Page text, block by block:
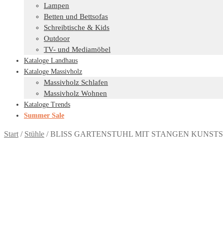
Lampen
Betten und Bettsofas
Schreibtische & Kids
Outdoor
TV- und Mediamöbel
Kataloge Landhaus
Kataloge Massivholz
Massivholz Schlafen
Massivholz Wohnen
Kataloge Trends
Summer Sale
Start / Stühle /BLISS GARTENSTUHL MIT STANGEN